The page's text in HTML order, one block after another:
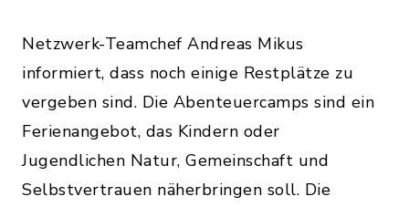
Netzwerk-Teamchef Andreas Mikus
informiert, dass noch einige Restplätze zu
vergeben sind. Die Abenteuercamps sind ein
Ferienangebot, das Kindern oder
Jugendlichen Natur, Gemeinschaft und
Selbstvertrauen näherbringen soll. Die